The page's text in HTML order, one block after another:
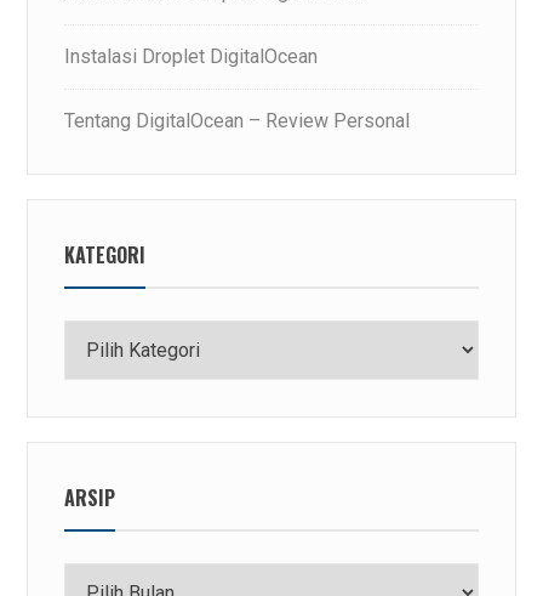
Instalasi Droplet DigitalOcean
Tentang DigitalOcean – Review Personal
KATEGORI
ARSIP